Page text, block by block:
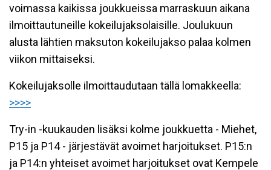
voimassa kaikissa joukkueissa marraskuun aikana
ilmoittautuneille kokeilujaksolaisille. Joulukuun
alusta lähtien maksuton kokeilujakso palaa kolmen
viikon mittaiseksi.
Kokeilujaksolle ilmoittaudutaan tällä lomakkeella:
>>>>
Try-in -kuukauden lisäksi kolme joukkuetta - Miehet,
P15 ja P14 - järjestävät avoimet harjoitukset. P15:n
ja P14:n yhteiset avoimet harjoitukset ovat Kempele